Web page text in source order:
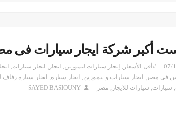
أكبر شركة ايجار سيارات فى
07/ #أقل الأسعار , إيجار سيارات ليموزين, ايجار , ايجار سيارات,
في مصر , ايجار سيارات و ليموزين, ايجار سيارة, ايجار سيارة زفاف
, سيارات, سيارات للايجار , مصر SAYED BASIOUNY